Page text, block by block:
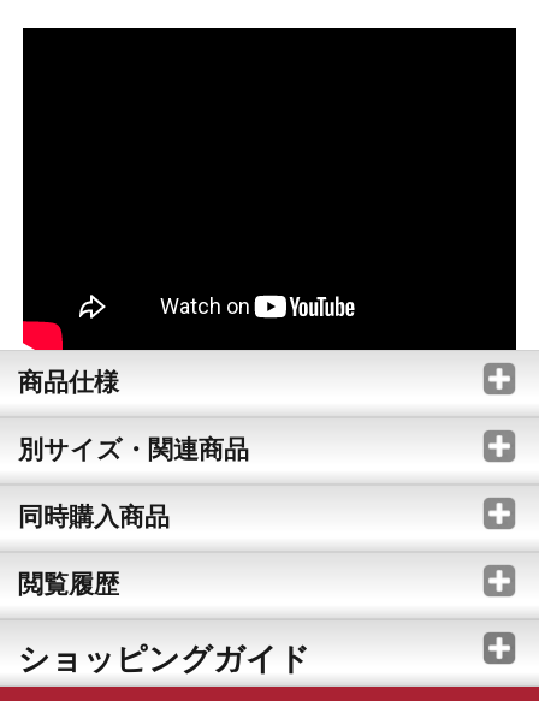
商品仕様
別サイズ・関連商品
同時購入商品
閲覧履歴
ショッピングガイド